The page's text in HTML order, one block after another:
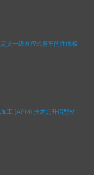
义一级方程式赛车的性能极
工 (AFM) 技术提升铝型材